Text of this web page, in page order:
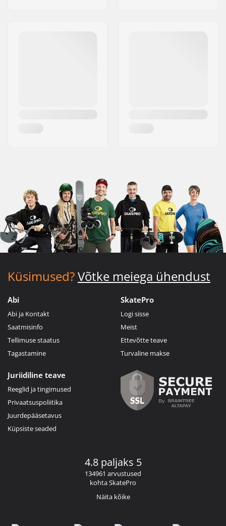
Küsimused?Võtke meiega ühendust
Abi
Abi ja Kontakt
Saatmisinfo
Tellimuse staatus
Tagastamine
SkatePro
Logi sisse
Meist
Ettevõtte teave
Turvaline makse
Juriidiline teave
Reeglid ja tingimused
Privaatsuspoliitika
Juurdepääsetavus
Küpsiste seaded
4.8 paljaks 5
134961 arvustused
kohta SkatePro
Näita kõike